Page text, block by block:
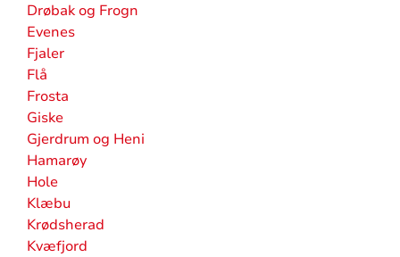
Drøbak og Frogn
Evenes
Fjaler
Flå
Frosta
Giske
Gjerdrum og Heni
Hamarøy
Hole
Klæbu
Krødsherad
Kvæfjord